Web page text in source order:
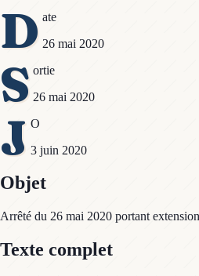
D ate
26 mai 2020
S ortie
26 mai 2020
J O
3 juin 2020
Objet
Arrêté du 26 mai 2020 portant
Texte complet